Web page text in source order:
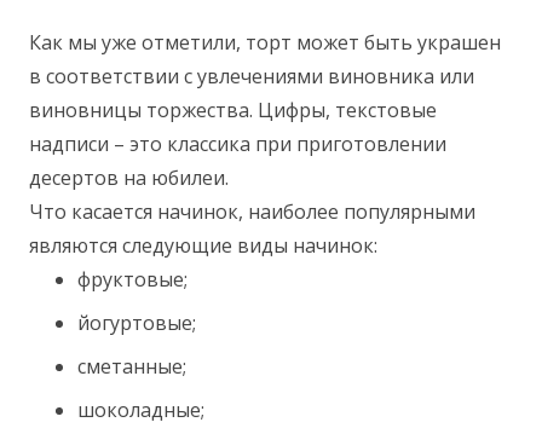
Как мы уже отметили, торт может быть украшен
в соответствии с увлечениями виновника или
виновницы торжества. Цифры, текстовые
надписи – это классика при приготовлении
десертов на юбилеи.
Что касается начинок, наиболее популярными
являются следующие виды начинок:
фруктовые;
йогуртовые;
сметанные;
шоколадные;